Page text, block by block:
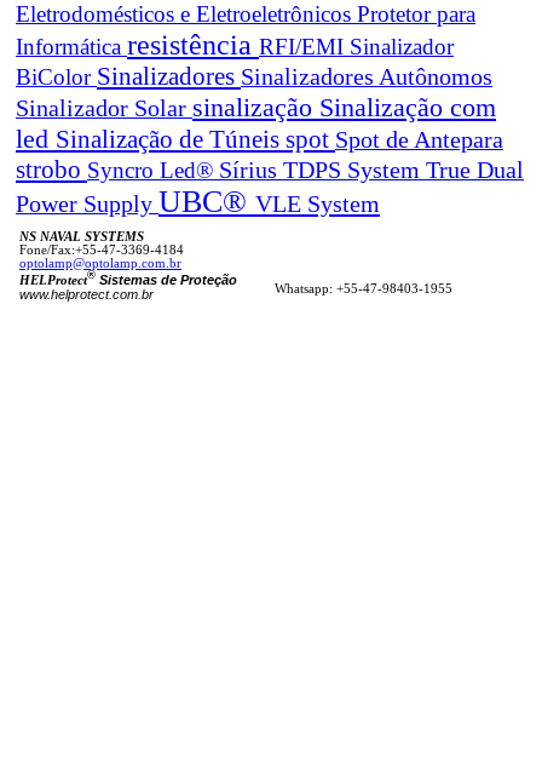
Eletrodomésticos e Eletroeletrônicos Protetor para
Informática resistência RFI/EMI Sinalizador
BiColor Sinalizadores Sinalizadores Autônomos
Sinalizador Solar sinalização Sinalização com
led Sinalização de Túneis spot Spot de Antepara
strobo Syncro Led® Sírius TDPS System True Dual
Power Supply UBC® VLE System
NS NAVAL SYSTEMS
Fone/Fax:+55-47-3369-4184
optolamp@optolamp.com.br
HELProtect® Sistemas de Proteção
www.helprotect.com.br
Whatsapp: +55-47-98403-1955